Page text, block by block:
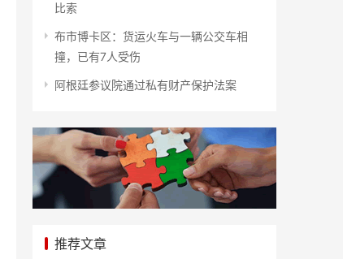
比索
布市博卡区：货运火车与一辆公交车相
撞，已有7人受伤
阿根廷参议院通过私有财产保护法案
推荐文章